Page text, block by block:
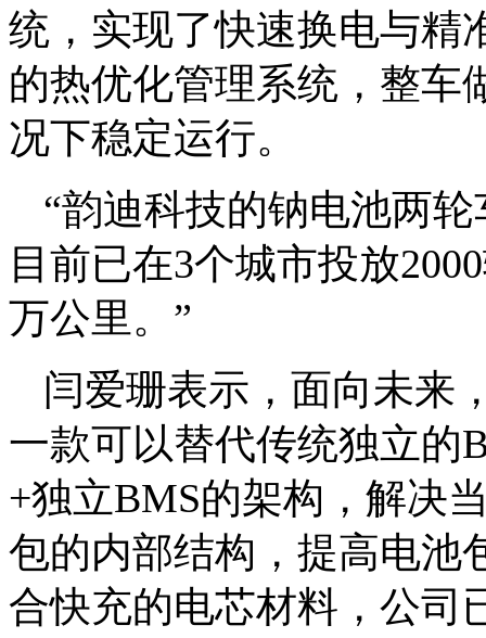
统，实现了快速换电与精
的热优化管理系统，整车
况下稳定运行。
“韵迪科技的钠电池两
目前已在3个城市投放
万公里。”
闫爱珊表示，面向未来
一款可以替代传统独立的
+独立BMS的架构，解决
包的内部结构，提高电池
合快充的电芯材料，公司